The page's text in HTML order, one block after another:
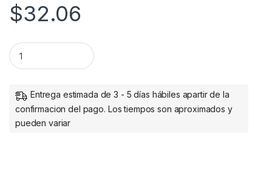
$32.06
PLUMA STYLUS P/TABLETA BROBOTIX AZUL REY
Entrega estimada de 3 - 5 días hábiles apartir de la
confirmacion del pago. Los tiempos son aproximados y
pueden variar